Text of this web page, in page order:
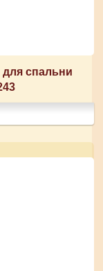
спальни